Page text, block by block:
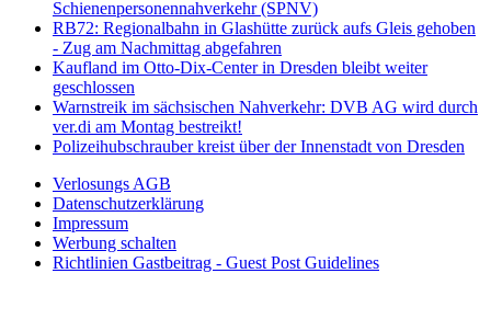
Schienenpersonennahverkehr (SPNV)
RB72: Regionalbahn in Glashütte zurück aufs Gleis gehoben
- Zug am Nachmittag abgefahren
Kaufland im Otto-Dix-Center in Dresden bleibt weiter
geschlossen
Warnstreik im sächsischen Nahverkehr: DVB AG wird durch
ver.di am Montag bestreikt!
Polizeihubschrauber kreist über der Innenstadt von Dresden
Verlosungs AGB
Datenschutzerklärung
Impressum
Werbung schalten
Richtlinien Gastbeitrag - Guest Post Guidelines